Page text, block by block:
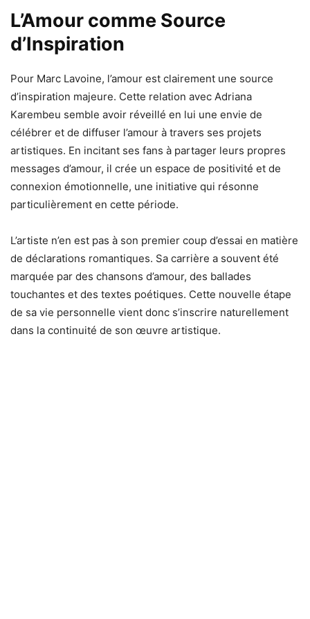
L’Amour comme Source
d’Inspiration
Pour Marc Lavoine, l’amour est clairement une source
d’inspiration majeure. Cette relation avec Adriana
Karembeu semble avoir réveillé en lui une envie de
célébrer et de diffuser l’amour à travers ses projets
artistiques. En incitant ses fans à partager leurs propres
messages d’amour, il crée un espace de positivité et de
connexion émotionnelle, une initiative qui résonne
particulièrement en cette période.
L’artiste n’en est pas à son premier coup d’essai en matière
de déclarations romantiques. Sa carrière a souvent été
marquée par des chansons d’amour, des ballades
touchantes et des textes poétiques. Cette nouvelle étape
de sa vie personnelle vient donc s’inscrire naturellement
dans la continuité de son œuvre artistique.